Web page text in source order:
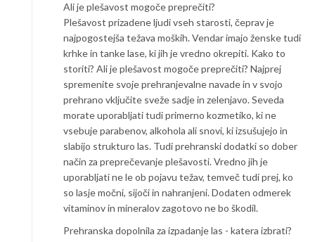
Ali je plešavost mogoče preprečiti?
Plešavost prizadene ljudi vseh starosti, čeprav je
najpogostejša težava moških. Vendar imajo ženske tudi
krhke in tanke lase, ki jih je vredno okrepiti. Kako to
storiti? Ali je plešavost mogoče preprečiti? Najprej
spremenite svoje prehranjevalne navade in v svojo
prehrano vključite sveže sadje in zelenjavo. Seveda
morate uporabljati tudi primerno kozmetiko, ki ne
vsebuje parabenov, alkohola ali snovi, ki izsušujejo in
slabijo strukturo las. Tudi prehranski dodatki so dober
način za preprečevanje plešavosti. Vredno jih je
uporabljati ne le ob pojavu težav, temveč tudi prej, ko
so lasje močni, sijoči in nahranjeni. Dodaten odmerek
vitaminov in mineralov zagotovo ne bo škodil.
Prehranska dopolnila za izpadanje las - katera izbrati?